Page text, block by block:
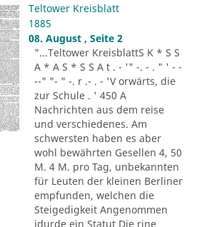
Teltower Kreisblatt
1885
08. August , Seite 2
"...Teltower KreisblattS K * S S
A * A S * S S A t . - '" -. - . " ' - -
--" "- " -. r .- . - 'V orwärts, die
zur Schule . ' 450 A
Nachrichten aus dem reise
und verschiedenes. Am
schwersten haben es aber
wohl bewährten Gesellen 4, 50
M. 4 M. pro Tag, unbekannten
für Leuten der kleinen Berliner
empfunden, welchen die
Steigedigkeit Angenommen
idurde ein Statut Die rine